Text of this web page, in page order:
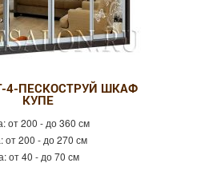
4-ПЕСКОСТРУЙ ШКАФ
КУПЕ
от 200 - до 360 см
от 200 - до 270 см
от 40 - до 70 см